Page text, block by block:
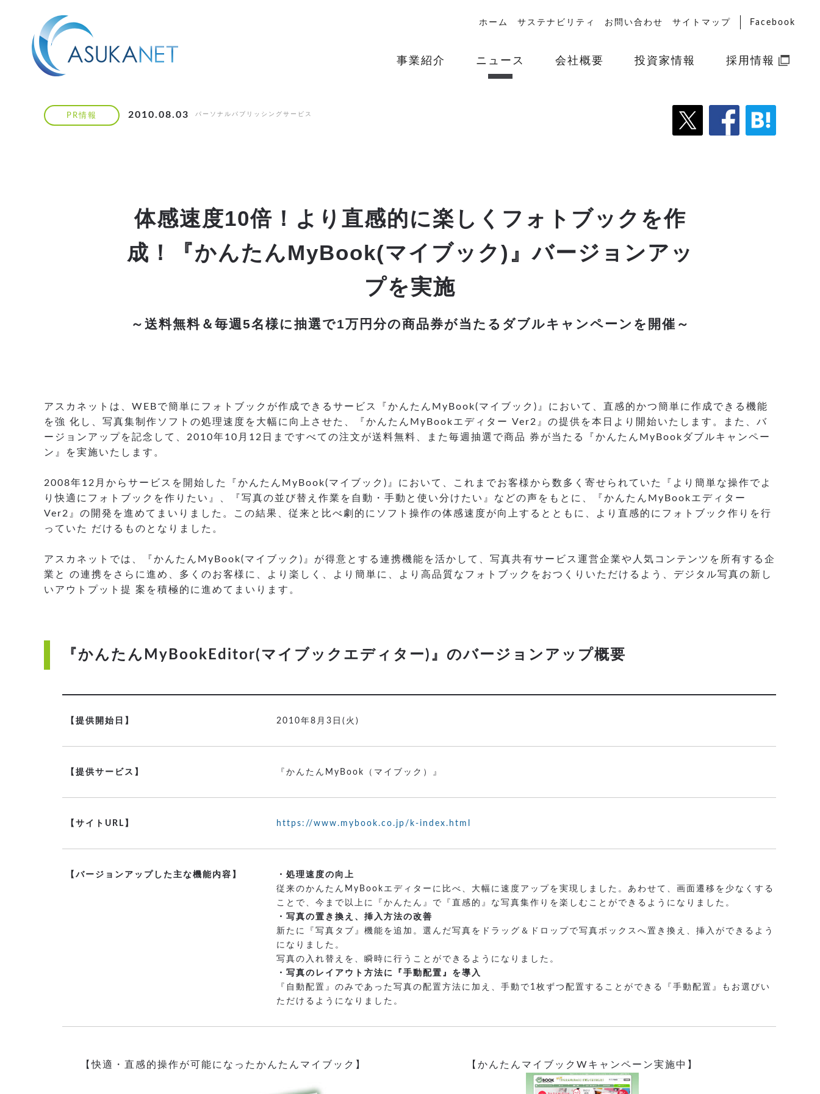
ホーム サステナビリティ お問い合わせ サイトマップ Facebook
事業紹介 ニュース 会社概要 投資家情報 採用情報
PR情報 2010.08.03 パーソナルパブリッシングサービス
体感速度10倍！より直感的に楽しくフォトブックを作
成！『かんたんMyBook(マイブック)』バージョンアッ
プを実施
～送料無料＆毎週5名様に抽選で1万円分の商品券が当たるダブルキャンペーンを開催～
アスカネットは、WEBで簡単にフォトブックが作成できるサービス『かんたんMyBook(マイブック)』において、直感的かつ簡単に作成できる機能
を強 化し、写真集制作ソフトの処理速度を大幅に向上させた、『かんたんMyBookエディター Ver2』の提供を本日より開始いたします。また、バ
ージョンアップを記念して、2010年10月12日まですべての注文が送料無料、また毎週抽選で商品 券が当たる『かんたんMyBookダブルキャンペー
ン』を実施いたします。
2008年12月からサービスを開始した『かんたんMyBook(マイブック)』において、これまでお客様から数多く寄せられていた『より簡単な操作でよ
り快適にフォトブックを作りたい』、『写真の並び替え作業を自動・手動と使い分けたい』などの声をもとに、『かんたんMyBookエディター
Ver2』の開発を進めてまいりました。この結果、従来と比べ劇的にソフト操作の体感速度が向上するとともに、より直感的にフォトブック作りを行
っていた だけるものとなりました。
アスカネットでは、『かんたんMyBook(マイブック)』が得意とする連携機能を活かして、写真共有サービス運営企業や人気コンテンツを所有する企
業と の連携をさらに進め、多くのお客様に、より楽しく、より簡単に、より高品質なフォトブックをおつくりいただけるよう、デジタル写真の新し
いアウトプット提 案を積極的に進めてまいります。
『かんたんMyBookEditor(マイブックエディター)』のバージョンアップ概要
【提供開始日】 2010年8月3日(火)
【提供サービス】 『かんたんMyBook（マイブック）』
【サイトURL】 https://www.mybook.co.jp/k-index.html
【バージョンアップした主な機能内容】
・処理速度の向上
従来のかんたんMyBookエディターに比べ、大幅に速度アップを実現しました。あわせて、画面遷移を少なくする
ことで、今まで以上に『かんたん』で『直感的』な写真集作りを楽しむことができるようになりました。
・写真の置き換え、挿入方法の改善
新たに『写真タブ』機能を追加。選んだ写真をドラッグ＆ドロップで写真ボックスへ置き換え、挿入ができるよう
になりました。
写真の入れ替えを、瞬時に行うことができるようになりました。
・写真のレイアウト方法に『手動配置』を導入
『自動配置』のみであった写真の配置方法に加え、手動で1枚ずつ配置することができる『手動配置』もお選びい
ただけるようになりました。
【快適・直感的操作が可能になったかんたんマイブック】 【かんたんマイブックWキャンペーン実施中】